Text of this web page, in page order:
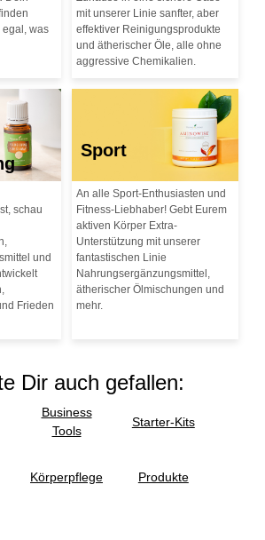
egal, was
mit unserer Linie sanfter, aber
effektiver Reinigungsprodukte
und ätherischer Öle, alle ohne
aggressive Chemikalien.
schau
und
Frieden
Sport
An alle Sport-Enthusiasten und
Fitness-Liebhaber! Gebt Eurem
aktiven Körper Extra-
Unterstützung mit unserer
fantastischen Linie
Nahrungsergänzungsmittel,
ätherischer Ölmischungen und
mehr.
Dir auch gefallen:
Business
Tools
Starter-Kits
Körperpflege Produkte